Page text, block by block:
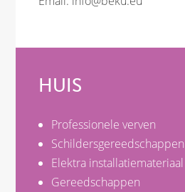
HUIS
Professionele verven
Schildersgereedschappen
Elektra installatiemateriaal
Gereedschappen